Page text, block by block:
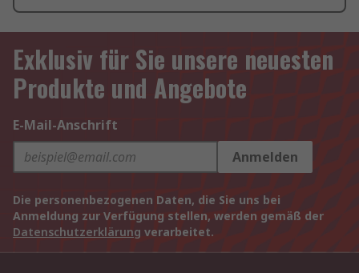
Exklusiv für Sie unsere neuesten
Produkte und Angebote
E-Mail-Anschrift
Anmelden
Die personenbezogenen Daten, die Sie uns bei
Anmeldung zur Verfügung stellen, werden gemäß der
Datenschutzerklärung verarbeitet.